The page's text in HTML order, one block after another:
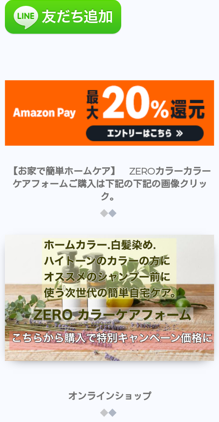
【お家で簡単ホームケア】 ZEROカラーカラー
ケアフォームご購入は下記の下記の画像クリッ
ク。
オンラインショップ